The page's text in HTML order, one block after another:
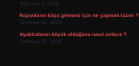
Ağustos 3, 2026
Koyunların koça gelmesi için ne yapmak lazım ?
Temmuz 26, 2026
Ayakkabının büyük olduğunu nasıl anlarız ?
Temmuz 25, 2026